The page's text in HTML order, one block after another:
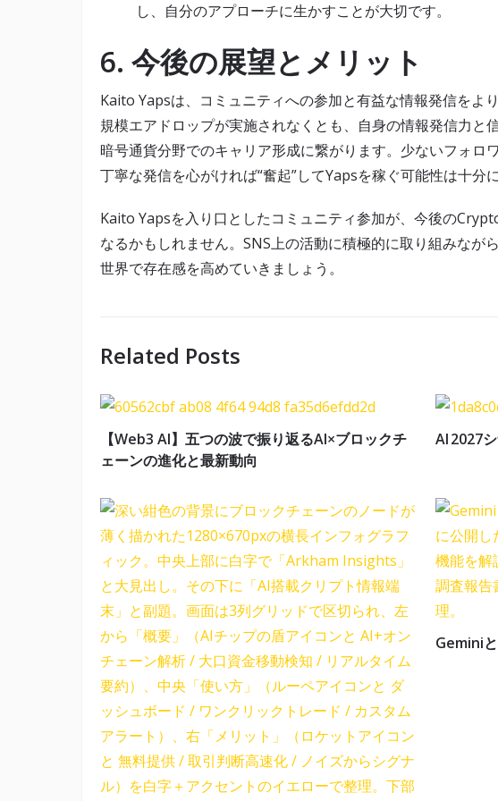
し、自分のアプローチに生かすことが大切です。
6. 今後の展望とメリット
Kaito Yapsは、コミュニティへの参加と有益な情報発信をよ
規模エアドロップが実施されなくとも、自身の情報発信力と
暗号通貨分野でのキャリア形成に繋がります。少ないフォロ
丁寧な発信を心がければ“奮起”してYapsを稼ぐ可能性は十分
Kaito Yapsを入り口としたコミュニティ参加が、今後の
なるかもしれません。SNS上の活動に積極的に取り組みなが
世界で存在感を高めていきましょう。
Related Posts
【Web3 AI】五つの波で振り返るAI×ブロックチ
ェーンの進化と最新動向
AI 2027
Gemini